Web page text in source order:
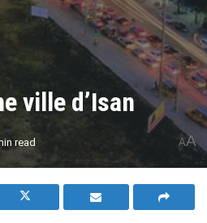
ville d’Isan
read AA